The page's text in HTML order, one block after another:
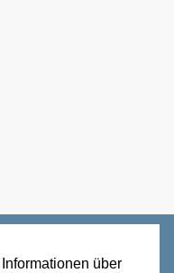
über